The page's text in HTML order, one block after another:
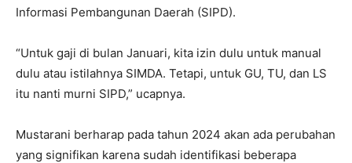
Informasi Pembangunan Daerah (SIPD).
“Untuk gaji di bulan Januari, kita izin dulu untuk manual
dulu atau istilahnya SIMDA. Tetapi, untuk GU, TU, dan LS
itu nanti murni SIPD,” ucapnya.
Mustarani berharap pada tahun 2024 akan ada perubahan
yang signifikan karena sudah identifikasi beberapa